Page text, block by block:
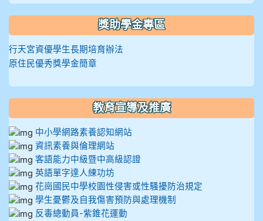
獎助學金專區
行天宮資優學生長期培育辦法
原住民優秀獎學金簡章
教育宣導及推廣
中小學網路素養認知網站
資訊素養與倫理網站
客語能力中級暨中高級認證
英語單字達人練功坊
花崗國民中學校園性侵害或性騷擾防治規定
學生憂鬱及自我傷害預防與處理機制
反毒總動員-紫錐花運動